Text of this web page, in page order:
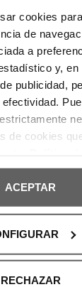
cookies
de
a
y,
publicidad,
de cookies
ACEPTAR
RECHAZAR
las
ofertas!